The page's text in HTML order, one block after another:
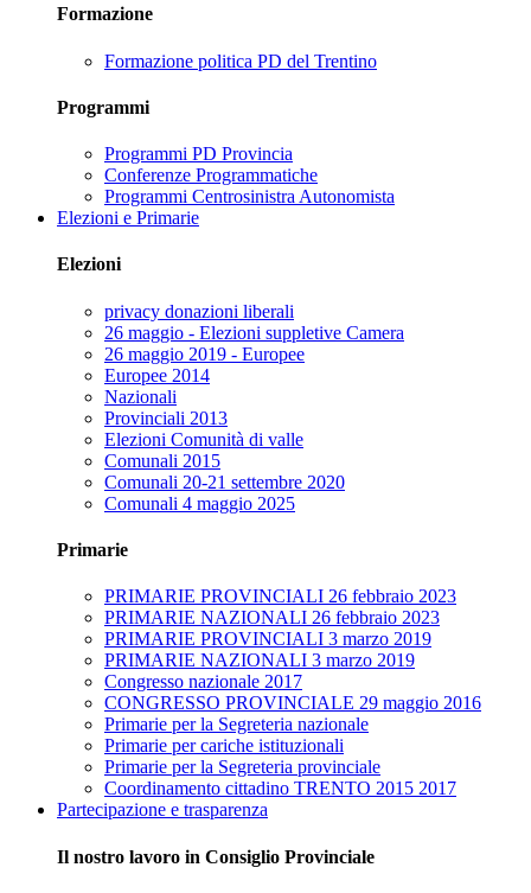
Formazione
Formazione politica PD del Trentino
Programmi
Programmi PD Provincia
Conferenze Programmatiche
Programmi Centrosinistra Autonomista
Elezioni e Primarie
Elezioni
privacy donazioni liberali
26 maggio - Elezioni suppletive Camera
26 maggio 2019 - Europee
Europee 2014
Nazionali
Provinciali 2013
Elezioni Comunità di valle
Comunali 2015
Comunali 20-21 settembre 2020
Comunali 4 maggio 2025
Primarie
PRIMARIE PROVINCIALI 26 febbraio 2023
PRIMARIE NAZIONALI 26 febbraio 2023
PRIMARIE PROVINCIALI 3 marzo 2019
PRIMARIE NAZIONALI 3 marzo 2019
Congresso nazionale 2017
CONGRESSO PROVINCIALE 29 maggio 2016
Primarie per la Segreteria nazionale
Primarie per cariche istituzionali
Primarie per la Segreteria provinciale
Coordinamento cittadino TRENTO 2015 2017
Partecipazione e trasparenza
Il nostro lavoro in Consiglio Provinciale